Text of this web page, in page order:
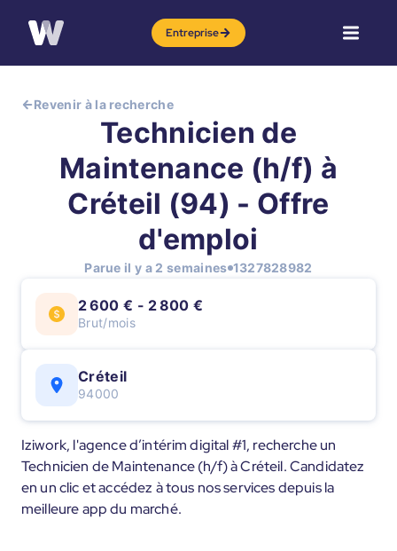
Entreprise
Revenir à la recherche
Technicien de
Maintenance (h/f) à
Créteil (94) - Offre
d'emploi
Parue il y a 2 semaines 1327828982
2 600 € - 2 800 €
Brut/mois
Créteil
94000
Iziwork, l'agence d’intérim digital #1, recherche un
Technicien de Maintenance (h/f) à Créteil. Candidatez
en un clic et accédez à tous nos services depuis la
meilleure app du marché.